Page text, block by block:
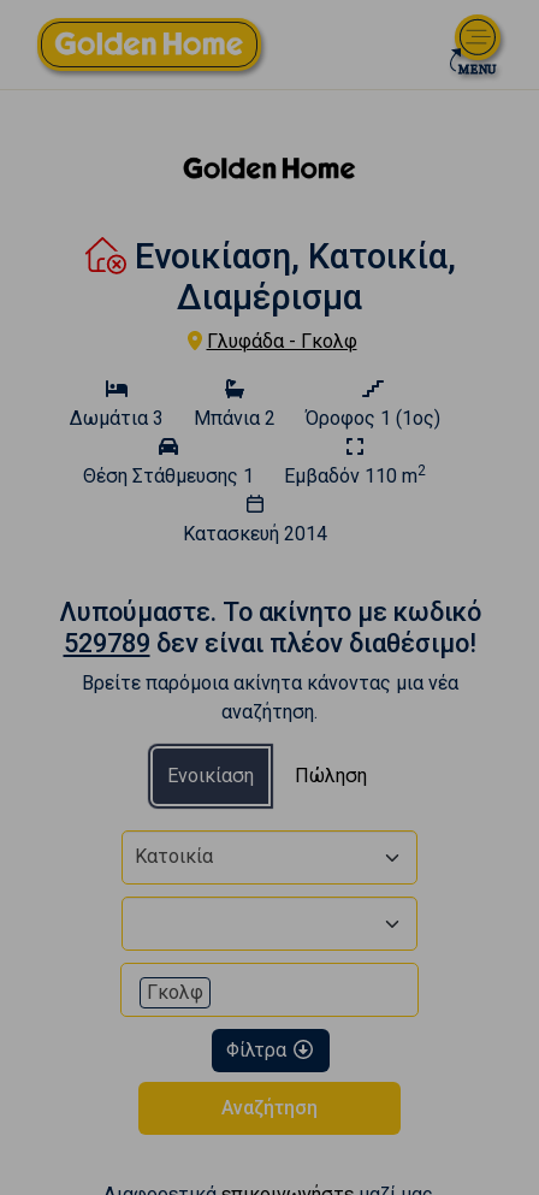
Ενοικίαση, Κατοικία,
Διαμέρισμα
Γλυφάδα - Γκολφ
Δωμάτια 3 Μπάνια 2 Όροφος 1 (1ος)
Θέση Στάθμευσης 1 Εμβαδόν 110 m2
Κατασκευή 2014
Λυπούμαστε. To ακίνητο με κωδικό
529789 δεν είναι πλέον διαθέσιμο!
Βρείτε παρόμοια ακίνητα κάνοντας μια νέα
αναζήτηση.
Ενοικίαση Πώληση
Κατοικία
Γκολφ
Φίλτρα
Αναζήτηση